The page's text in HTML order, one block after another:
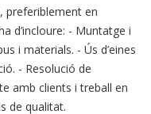
preferiblement en
d’incloure: - Muntatge i
i materials. - Ús d’eines
- Resolució de
amb clients i treball en
de qualitat.